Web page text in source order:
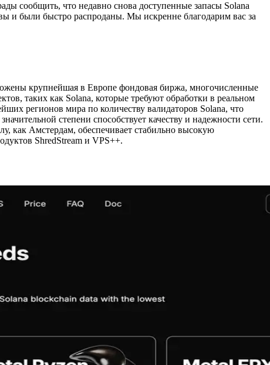
сообщить, что недавно снова доступенные запасы Solana
и были быстро распроданы. Мы искренне благодарим вас за
крупнейшая в Европе фондовая биржа, многочисленные
таких как Solana, которые требуют обработки в реальном
регионов мира по количеству валидаторов Solana, что
степени способствует качеству и надежности сети.
как Амстердам, обеспечивает стабильно высокую
ShredStream и VPS++.